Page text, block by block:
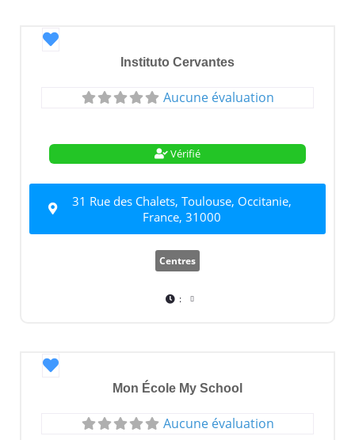
Favori
Instituto Cervantes
Aucune évaluation
Vérifié
31 Rue des Chalets, Toulouse, Occitanie,
France, 31000
Centres
:
Favori
Mon École My School
Aucune évaluation